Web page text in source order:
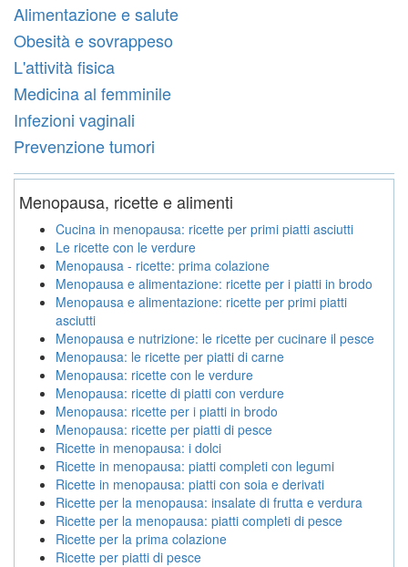
Alimentazione e salute
Obesità e sovrappeso
L'attività fisica
Medicina al femminile
Infezioni vaginali
Prevenzione tumori
Menopausa, ricette e alimenti
Cucina in menopausa: ricette per primi piatti asciutti
Le ricette con le verdure
Menopausa - ricette: prima colazione
Menopausa e alimentazione: ricette per i piatti in brodo
Menopausa e alimentazione: ricette per primi piatti
asciutti
Menopausa e nutrizione: le ricette per cucinare il pesce
Menopausa: le ricette per piatti di carne
Menopausa: ricette con le verdure
Menopausa: ricette di piatti con verdure
Menopausa: ricette per i piatti in brodo
Menopausa: ricette per piatti di pesce
Ricette in menopausa: i dolci
Ricette in menopausa: piatti completi con legumi
Ricette in menopausa: piatti con soia e derivati
Ricette per la menopausa: insalate di frutta e verdura
Ricette per la menopausa: piatti completi di pesce
Ricette per la prima colazione
Ricette per piatti di pesce